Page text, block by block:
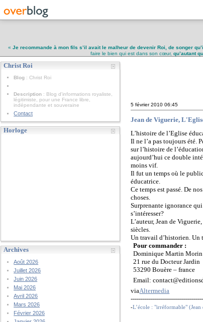
« Je recommande à mon fils s’il avait le malheur de devenir Roi, de songer
faire le bien qui est dans son cœur, qu’autant
Christ Roi
Blog : Christ Roi
Description : Blog d'informations royaliste,
légitimiste, pour une France libre,
indépendante et souveraine
Contact
Horloge
Archives
Août 2026
Juillet 2026
Juin 2026
Mai 2026
Avril 2026
Mars 2026
Février 2026
5 février 2010 06:45
Jean de Viguerie,
L’histoire de l’Eglise
Il ne l’a pas toujours été.
sur l’histoire de
aujourd’hui ce double
moins vif.
Il fut un temps où le
éducatrice.
Ce temps est passé. De
choses.
Surprenante ignorance
s’intéresser?
L’auteur, Jean de
siècles.
Un travail d’historien. Un
Pour commander :
Dominique Martin Morin
21 rue du Docteur Jardin
53290 Bouère – france
Email:
viaAltermedia
-L’école : "irréformable" (Jean